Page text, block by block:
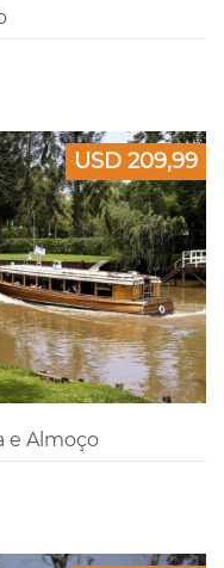
USD 209,99
e Almoço